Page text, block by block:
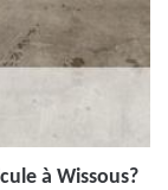
à Wissous?